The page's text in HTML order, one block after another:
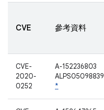
CVE 參考資料
CVE-
2020-
0252
A-152236803
ALPS05098839
*